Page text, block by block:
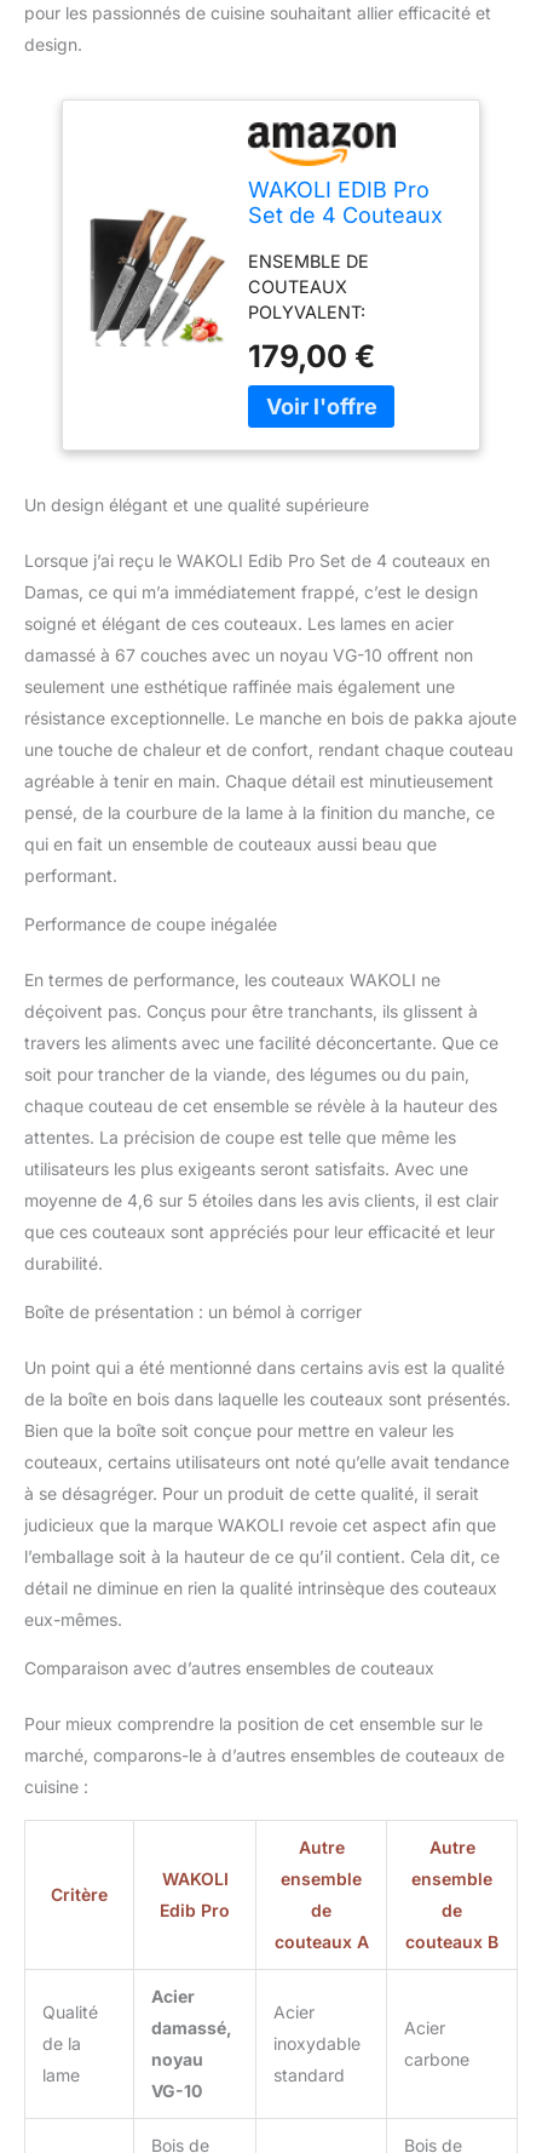
pour les passionnés de cuisine souhaitant allier efficacité et
design.
WAKOLI EDIB Pro
Set de 4 Couteaux
Professionnels en
Acier Damas
ENSEMBLE DE
COUTEAUX
POLYVALENT:
couteaux damassés
comprend un couteau à
viande (C 31,50/L 17 cm),
couteau d'office (C 20/L
damassé, fabriqué à
partir de 67 couches
avec un noyau VG10,
degré de dureté de la
lame de 60±2 HRC. Ce
set est idéal pour toutes
les tâches en cuisine, de
la préparation des
légumes et viandes à la
découpe précise des
fruits. Parfait pour les
PLUS DE PLAISIR EN
ensemble de couteaux,
plus agréable. Vous ne
deviendrez pas
nécessairement un
meilleur cuisinier, mais
cuisine avec plus de
confiance et serez prêt à
relever de nouveaux
défis. Un bon outil
vos talents culinaires
PERFORMANCE DE
COUPE DE NIVEAU PRO:
Grâce au noyau VG10, ce
couteau offre une lame
exceptionnellement
tranchante avec une
dureté de 60±2 HRC. Le
affûtage manuel entre 12
et 14 degrés par côté
permettant des
thermiques et
cryogéniques spéciaux
que le couteau reste
longtemps. ERGONOMIE
ET DESIGN: L'ensemble
de couteaux offre un
équilibre parfait pour la
poissons, légumes et
fruit. Les manches
ergonomiques en bois
prise en main sûre et
préviennent la fatigue. La
179,00 €
Un design élégant et une qualité supérieure
Lorsque j’ai reçu le WAKOLI Edib Pro Set de 4 couteaux en
Damas, ce qui m’a immédiatement frappé, c’est le design
soigné et élégant de ces couteaux. Les lames en acier
damassé à 67 couches avec un noyau VG-10 offrent non
seulement une esthétique raffinée mais également une
résistance exceptionnelle. Le manche en bois de pakka ajoute
une touche de chaleur et de confort, rendant chaque couteau
agréable à tenir en main. Chaque détail est minutieusement
pensé, de la courbure de la lame à la finition du manche, ce
qui en fait un ensemble de couteaux aussi beau que
performant.
Performance de coupe inégalée
En termes de performance, les couteaux WAKOLI ne
déçoivent pas. Conçus pour être tranchants, ils glissent à
travers les aliments avec une facilité déconcertante. Que ce
soit pour trancher de la viande, des légumes ou du pain,
chaque couteau de cet ensemble se révèle à la hauteur des
attentes. La précision de coupe est telle que même les
utilisateurs les plus exigeants seront satisfaits. Avec une
moyenne de 4,6 sur 5 étoiles dans les avis clients, il est clair
que ces couteaux sont appréciés pour leur efficacité et leur
durabilité.
Boîte de présentation : un bémol à corriger
Un point qui a été mentionné dans certains avis est la qualité
de la boîte en bois dans laquelle les couteaux sont présentés.
Bien que la boîte soit conçue pour mettre en valeur les
couteaux, certains utilisateurs ont noté qu’elle avait tendance
à se désagréger. Pour un produit de cette qualité, il serait
judicieux que la marque WAKOLI revoie cet aspect afin que
l’emballage soit à la hauteur de ce qu’il contient. Cela dit, ce
détail ne diminue en rien la qualité intrinsèque des couteaux
eux-mêmes.
Comparaison avec d’autres ensembles de couteaux
Pour mieux comprendre la position de cet ensemble sur le
marché, comparons-le à d’autres ensembles de couteaux de
cuisine :
Critère
WAKOLI
Edib Pro
Autre
ensemble
de
couteaux A
Autre
ensemble
de
couteaux B
Qualité
de la
lame
Acier
damassé,
noyau
VG-10
Acier
inoxydable
standard
Acier
carbone
Bois de Bois de